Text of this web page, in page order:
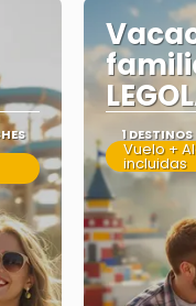
1 DESTINOS
Vuelo +
incluidas